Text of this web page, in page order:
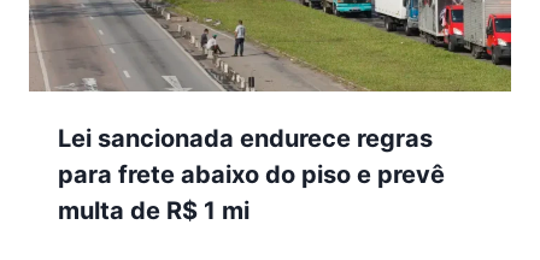
Lei sancionada endurece regras
para frete abaixo do piso e prevê
multa de R$ 1 mi